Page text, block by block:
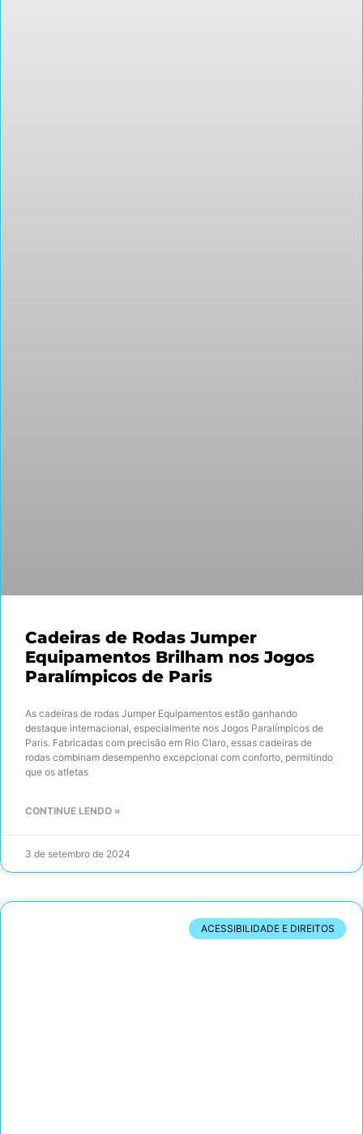
Cadeiras de Rodas Jumper
Equipamentos Brilham nos Jogos
Paralímpicos de Paris
As cadeiras de rodas Jumper Equipamentos estão ganhando
destaque internacional, especialmente nos Jogos Paralímpicos de
Paris. Fabricadas com precisão em Rio Claro, essas cadeiras de
rodas combinam desempenho excepcional com conforto, permitindo
que os atletas
CONTINUE LENDO »
3 de setembro de 2024
ACESSIBILIDADE E DIREITOS